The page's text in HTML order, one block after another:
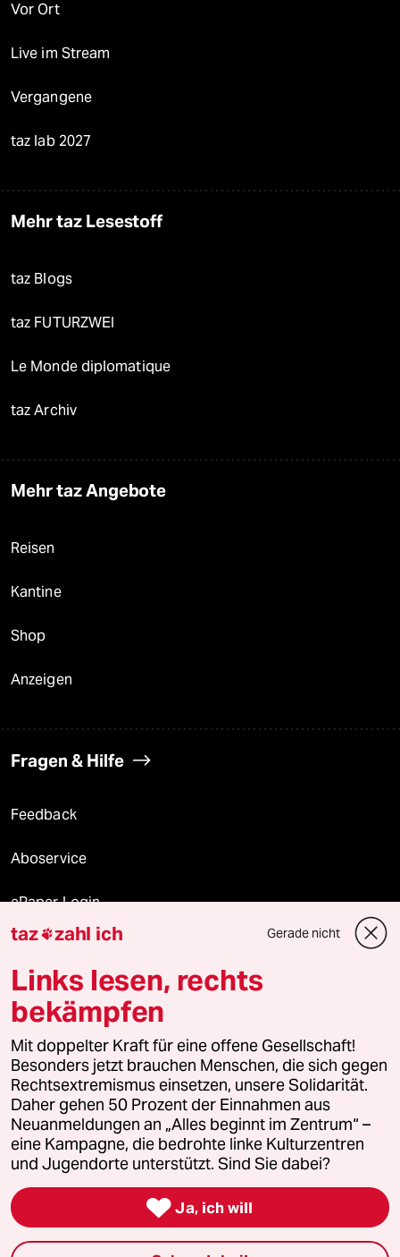
Vor Ort
Live im Stream
Vergangene
taz lab 2027
Mehr taz Lesestoff
taz Blogs
taz FUTURZWEI
Le Monde diplomatique
taz Archiv
Mehr taz Angebote
Reisen
Kantine
Shop
Anzeigen
Fragen & Hilfe
Feedback
Aboservice
ePaper Login
Downloads für Abonnierende
© 2026 taz Verlags und Vertriebs GmbH
Alle Rechte vorbehalten. Bei rechtlichen Fragen oder für Genehmigungen
wenden Sie sich bitte an
lizenzen@taz.de
Feedback Redaktionsstatut Kommune-Richtlinien
Leitlinie Informant Datenschutz Impressum AGB
Seitenwende Einwilligungen widerrufen (Ads)
taz zahl ich Gerade nicht
Links lesen, rechts
bekämpfen
Mit doppelter Kraft für eine offene Gesellschaft!
Besonders jetzt brauchen Menschen, die sich gegen
Rechtsextremismus einsetzen, unsere Solidarität.
Daher gehen 50 Prozent der Einnahmen aus
Neuanmeldungen an „Alles beginnt im Zentrum“ –
eine Kampagne, die bedrohte linke Kulturzentren
und Jugendorte unterstützt. Sind Sie dabei?
 Ja, ich will